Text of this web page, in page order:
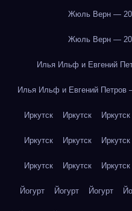
Жюль Верн — 20
Жюль Верн — 20
Илья Ильф и Евгений
Илья Ильф и Евгений Петров
Иркутск Иркутск Иркутск
Иркутск Иркутск Иркутск
Иркутск Иркутск Иркутск
Йогурт Йогурт Йогурт